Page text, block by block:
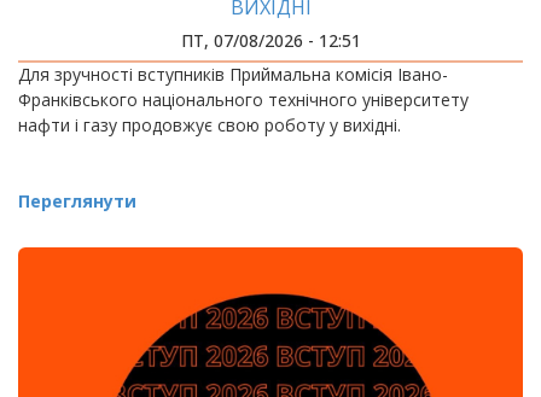
ВИХІДНІ
ПТ, 07/08/2026 - 12:51
Для зручності вступників Приймальна комісія Івано-
Франківського національного технічного університету
нафти і газу продовжує свою роботу у вихідні.
Переглянути